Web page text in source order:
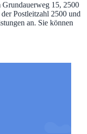
15, 2500
Postleitzahl 2500 und
an. Sie können